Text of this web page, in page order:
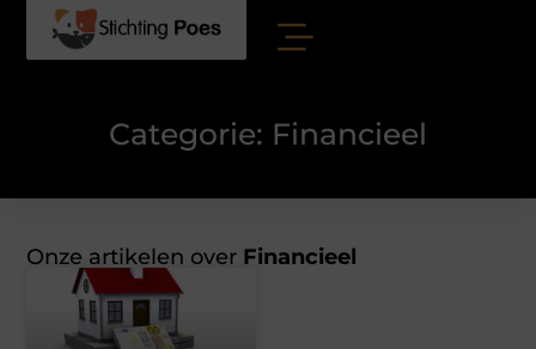
Categorie: Financieel
Onze artikelen over Financieel